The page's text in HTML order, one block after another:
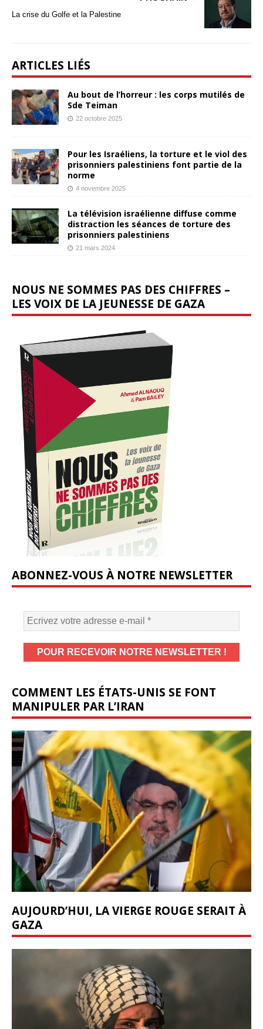
La crise du Golfe et la Palestine
ARTICLES LIÉS
Au bout de l’horreur : les corps mutilés de
Sde Teiman
22 octobre 2025
Pour les Israéliens, la torture et le viol des
prisonniers palestiniens font partie de la
norme
4 novembre 2025
La télévision israélienne diffuse comme
distraction les séances de torture des
prisonniers palestiniens
21 mars 2024
NOUS NE SOMMES PAS DES CHIFFRES –
LES VOIX DE LA JEUNESSE DE GAZA
ABONNEZ-VOUS À NOTRE NEWSLETTER
COMMENT LES ÉTATS-UNIS SE FONT
MANIPULER PAR L’IRAN
AUJOURD’HUI, LA VIERGE ROUGE SERAIT À
GAZA